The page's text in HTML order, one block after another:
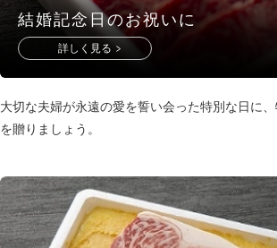
結婚記念日のお祝いに
詳しく見る
大切な夫婦が永遠の愛を誓い会った特別な日に
を贈りましょう。